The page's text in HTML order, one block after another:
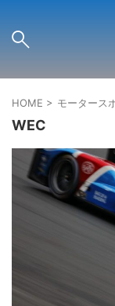
HOME > モータース
WEC